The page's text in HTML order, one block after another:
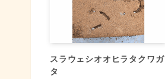
スラウェシオオヒラタクワガ
タ